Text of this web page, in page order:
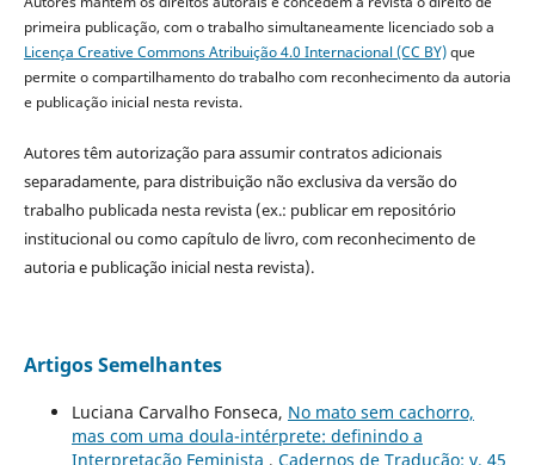
primeira publicação, com o trabalho simultaneamente licenciado sob a
Licença Creative Commons Atribuição 4.0 Internacional (CC BY)que
permite o compartilhamento do trabalho com reconhecimento da autoria
e publicação inicial nesta revista.
Autores têm autorização para assumir contratos adicionais
separadamente, para distribuição não exclusiva da versão do
trabalho publicada nesta revista (ex.: publicar em repositório
institucional ou como capítulo de livro, com reconhecimento de
autoria e publicação inicial nesta revista).
Artigos Semelhantes
Luciana Carvalho Fonseca, No mato sem cachorro,
mas com uma doula-intérprete: definindo a
Interpretação Feminista , Cadernos de Tradução: v. 45